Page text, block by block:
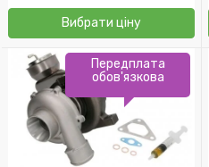
Вибрати ціну
Передплата
обов'язкова